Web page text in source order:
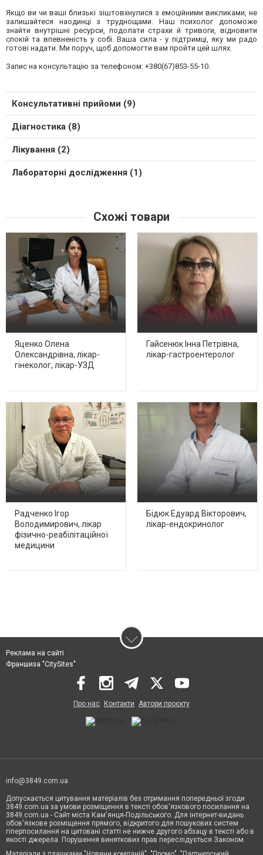
Якщо ви чи ваші близькі зіштовхнулися з емоційними викликами, не
залишайтеся наодинці з труднощами. Наш психолог допоможе
знайти внутрішні ресурси, подолати страхи й тривоги, відновити
спокій та впевненість у собі. Ваша сила - у підтримці, яку ми радо
готові надати. Ми поруч, щоб допомогти вам пройти цей шлях.
Запис на консультацію за телефоном: +380(67)853-55-10.
Консультативні прийоми (9)
Діагностика (8)
Лікування (2)
Лабораторні дослідження (1)
Схожі товари
Яценко Олена
Олександрівна, лікар-
гінеколог, лікар-УЗД
Гайсенюк Інна Петрівна,
лікар-гастроентеролог
Радченко Ігор
Володимирович, лікар
фізично-реабілітаційної
медицини
Бідюк Едуард Вікторович,
лікар-ендокринолог
Реклама на сайті
Франшиза "CitySites"
Про нас Контакти Автори проєкту
info@3849.com.ua
Допускається цитування матеріалів без отримання попередньої згоди
3849.com.ua за умови розміщення в тексті обов'язкового посилання на
3849.com.ua - Сайт міста Кам'янця-Подільського. Для інтернет-видань
обов'язкове розміщення прямого, відкритого для пошукових систем
гіперпосилання на цитовані статті не нижче другого абзацу в тексті або в
якості джерела. Порушення виняткових прав переслідується Законом.